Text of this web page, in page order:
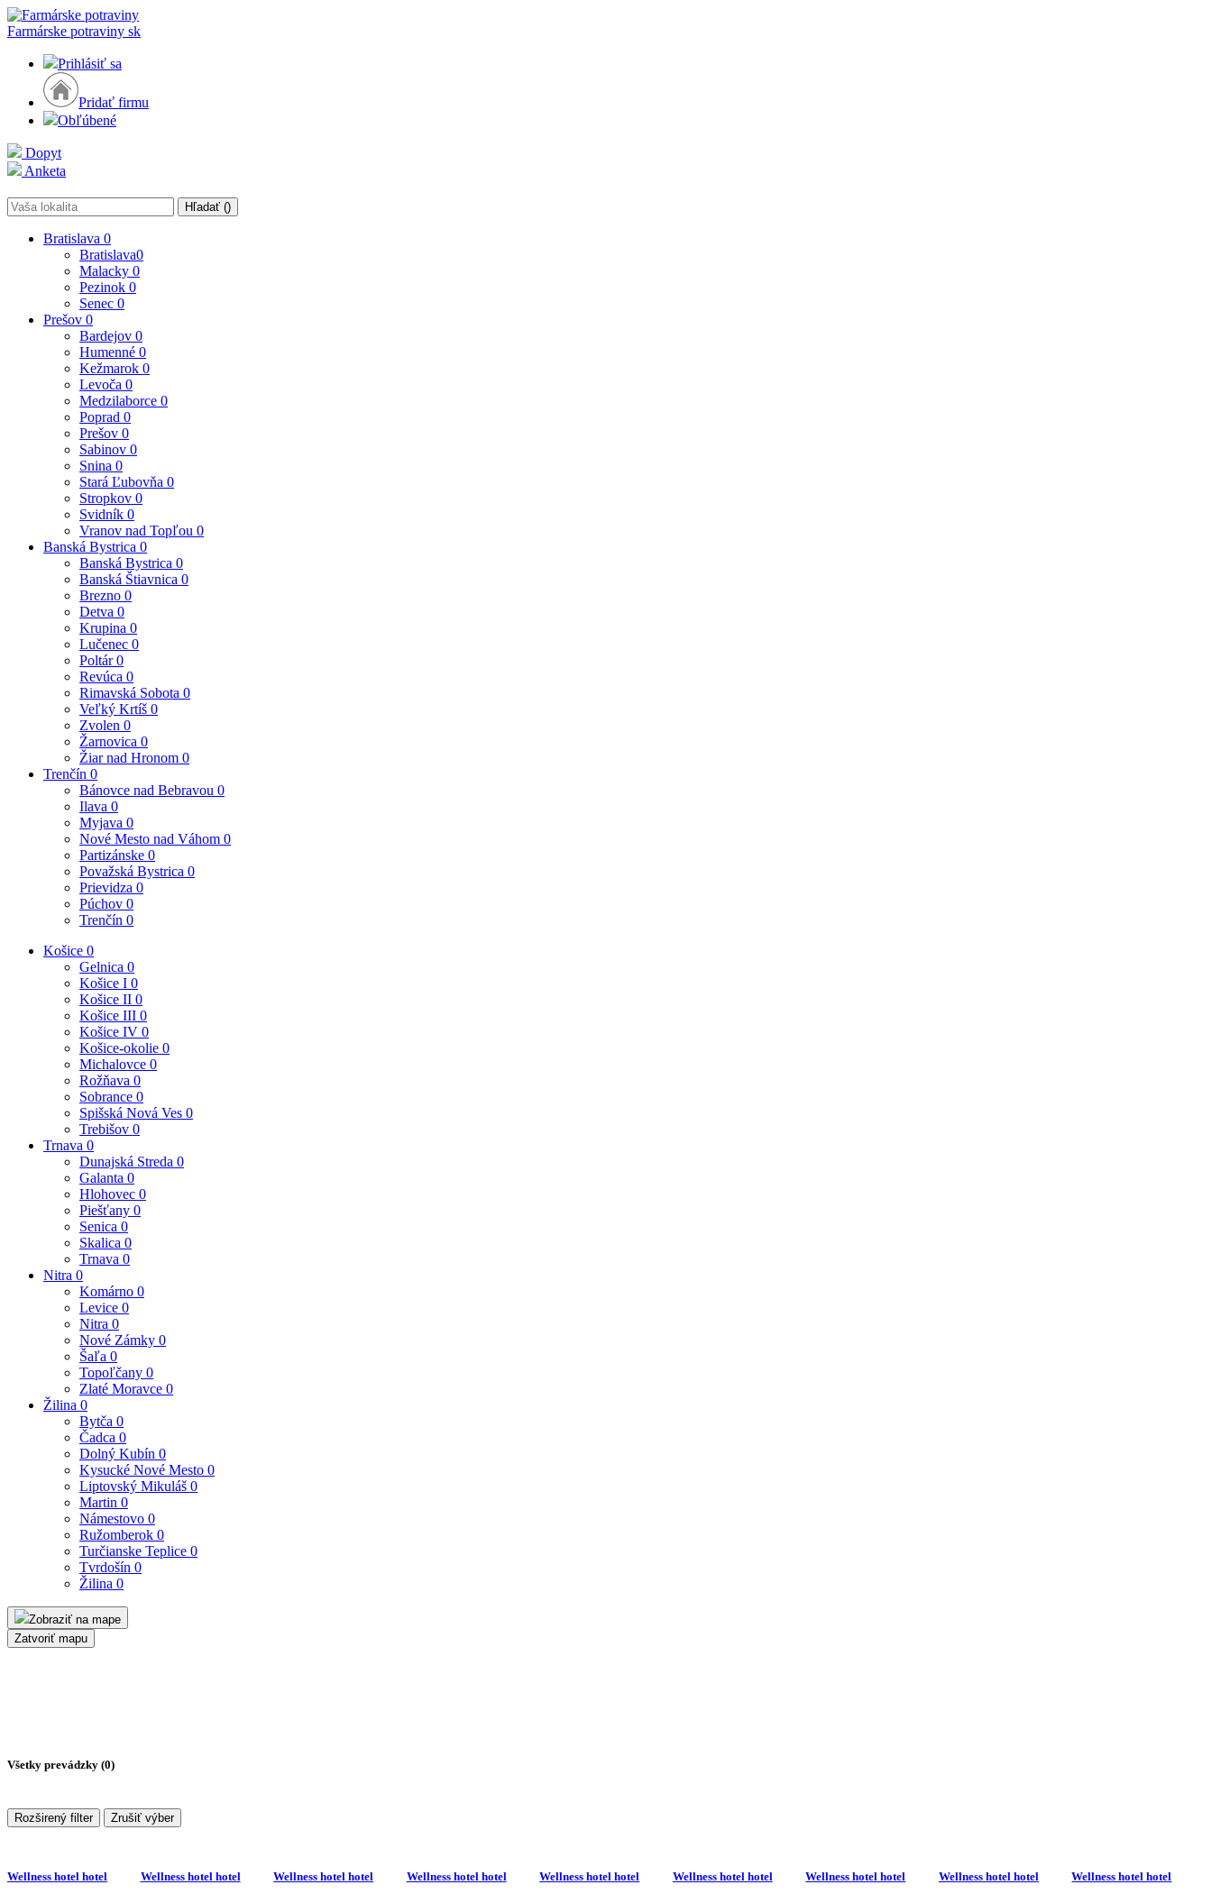
Farmárske potraviny sk
Prihlásiť sa
Pridať firmu
Obľúbené
Dopyt
Anketa
Hľadať ()
Bratislava 0
Bratislava0
Malacky 0
Pezinok 0
Senec 0
Prešov 0
Bardejov 0
Humenné 0
Kežmarok 0
Levoča 0
Medzilaborce 0
Poprad 0
Prešov 0
Sabinov 0
Snina 0
Stará Ľubovňa 0
Stropkov 0
Svidník 0
Vranov nad Topľou 0
Banská Bystrica 0
Banská Bystrica 0
Banská Štiavnica 0
Brezno 0
Detva 0
Krupina 0
Lučenec 0
Poltár0
Revúca 0
Rimavská Sobota 0
Veľký Krtíš 0
Zvolen 0
Žarnovica 0
Žiar nad Hronom 0
Trenčín 0
Bánovce nad Bebravou 0
Ilava 0
Myjava 0
Nové Mesto nad Váhom 0
Partizánske 0
Považská Bystrica 0
Prievidza 0
Púchov 0
Trenčín 0
Košice 0
Gelnica 0
Košice I 0
Košice II 0
Košice III 0
Košice IV 0
Košice-okolie 0
Michalovce 0
Rožňava 0
Sobrance 0
Spišská Nová Ves 0
Trebišov 0
Trnava 0
Dunajská Streda 0
Galanta 0
Hlohovec 0
Piešťany 0
Senica 0
Skalica 0
Trnava 0
Nitra 0
Komárno 0
Levice 0
Nitra 0
Nové Zámky 0
Šaľa 0
Topoľčany 0
Zlaté Moravce 0
Žilina 0
Bytča 0
Čadca 0
Dolný Kubín 0
Kysucké Nové Mesto 0
Liptovský Mikuláš 0
Martin 0
Námestovo 0
Ružomberok 0
Turčianske Teplice 0
Tvrdošín 0
Žilina 0
Zobraziť na mape
Zatvoriť mapu
Všetky prevádzky (0)
Rozširený filter Zrušiť výber
Wellness hotel hotel Wellness hotel hotel Wellness hotel hotel Wellness hotel hotel Wellness hotel hotel Wellness hotel hotel Wellness hotel hotel Wellness hotel hotel Wellness hotel hotel